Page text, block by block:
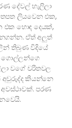
දේවල් හැලිලා
ලියවෙන එක,
එක හොඳ දෙයක්,
ඒත් අලුත්
තිබුණ විදියේ
ගොල්ලන්ගෙ
වගේ චරිතවල
කියන්නෙ
පරණ